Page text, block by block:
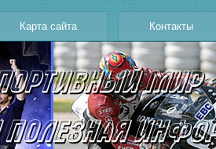
Карта сайта Контакты